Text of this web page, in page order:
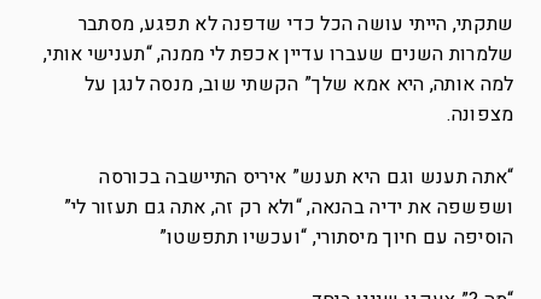
שתקתי, הייתי עושה הכל כדי שדפנה לא תפגע, מסתבר
שלמרות השנים שעברו עדיין אכפת לי ממנה, “תענישי אותי,
למה אותה, היא אמא שלך” הקשתי שוב, מנסה לנגן על
מצפונה.
“אתה תענש וגם היא תענש” איריס התיישבה בכורסה
ושפשפה את ידיה בהנאה, “ולא רק זה, אתה גם תעזור לי”
הוסיפה עם חיוך מיסתורי, “ועכשיו תתפשטו”